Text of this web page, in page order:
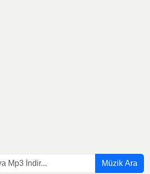
Müzik Ara